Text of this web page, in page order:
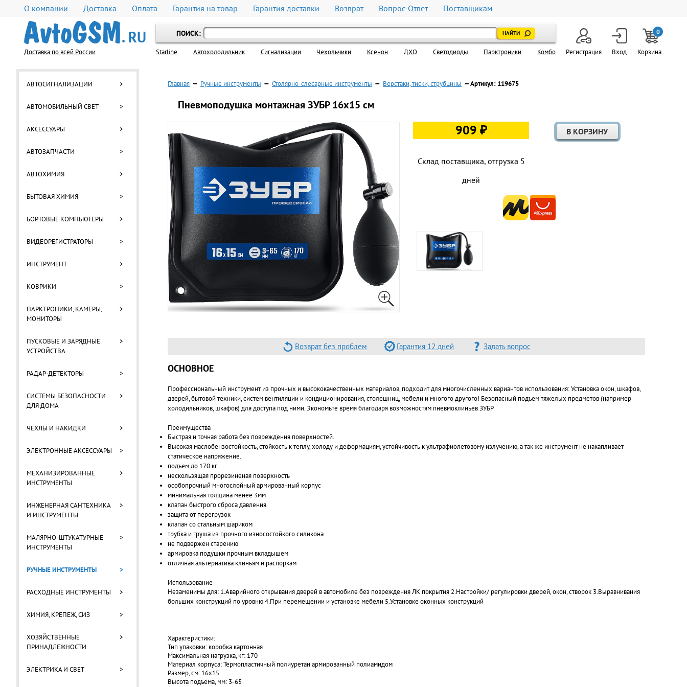
О компании Доставка Оплата Гарантия на товар Гарантия доставки Возврат Вопрос-Ответ Поставщикам
Доставка по всей России
ПОИСК:
Starline Автохолодильник Cигнализации Чехольчики Ксенон ДХО Светодиоды Парктроники Комбо Регистрация Вход
0
Корзина
АВТОСИГНАЛИЗАЦИИ >
АВТОМОБИЛЬНЫЙ СВЕТ >
АКСЕССУАРЫ >
АВТОЗАПЧАСТИ >
АВТОХИМИЯ >
БЫТОВАЯ ХИМИЯ >
БОРТОВЫЕ КОМПЬЮТЕРЫ >
ВИДЕОРЕГИСТРАТОРЫ >
ИНСТРУМЕНТ >
КОВРИКИ >
ПАРКТРОНИКИ, КАМЕРЫ,
МОНИТОРЫ
>
ПУСКОВЫЕ И ЗАРЯДНЫЕ
УСТРОЙСТВА
>
РАДАР-ДЕТЕКТОРЫ >
СИСТЕМЫ БЕЗОПАСНОСТИ
ДЛЯ ДОМА
>
ЧЕХЛЫ И НАКИДКИ >
ЭЛЕКТРОННЫЕ АКСЕССУАРЫ >
МЕХАНИЗИРОВАННЫЕ
ИНСТРУМЕНТЫ
>
ИНЖЕНЕРНАЯ САНТЕХНИКА
И ИНСТРУМЕНТЫ
>
МАЛЯРНО-ШТУКАТУРНЫЕ
ИНСТРУМЕНТЫ
>
РУЧНЫЕ ИНСТРУМЕНТЫ >
РАСХОДНЫЕ ИНСТРУМЕНТЫ >
ХИМИЯ, КРЕПЕЖ, СИЗ >
ХОЗЯЙСТВЕННЫЕ
ПРИНАДЛЕЖНОСТИ
>
ЭЛЕКТРИКА И СВЕТ >
Главная — Ручные инструменты — Столярно-слесарные инструменты — Верстаки, тиски, струбцины — Артикул: 119675
Пневмоподушка монтажная ЗУБР 16х15 см
909 ₽
Склад поставщика, отгрузка 5
дней
Возврат без проблем Гарантия 12 дней Задать вопрос
ОСНОВНОЕ
Профессиональный инструмент из прочных и высококачественных материалов, подходит для многочисленных вариантов использования: Установка окон, шкафов,
дверей, бытовой техники, систем вентиляции и кондиционирования, столешниц, мебели и многого другого! Безопасный подъем тяжелых предметов (например
холодильников, шкафов) для доступа под ними. Экономьте время благодаря возможностям пневмоклиньев ЗУБР
Преимущества
Быстрая и точная работа без повреждения поверхностей.
Высокая маслобензостойкость, стойкость к теплу, холоду и деформациям, устойчивость к ультрафиолетовому излучению, а так же инструмент не накапливает
статическое напряжение.
подъем до 170 кг
нескользящая прорезиненая поверхность
особопрочный многослойный армированный корпус
минимальная толщина менее 3мм
клапан быстрого сброса давления
защита от перегрузок
клапан со стальным шариком
трубка и груша из прочного износостойкого силикона
не подвержен старению
армировка подушки прочным вкладышем
отличная альтернатива клиньям и распоркам
Использование
Незаменимы для: 1.Аварийного открывания дверей в автомобиле без повреждения ЛК покрытия 2.Настройки/ регулировки дверей, окон, створок 3.Выравнивания
больших конструкций по уровню 4.При перемещении и установке мебели 5.Установке оконных конструкций
Характеристики:
Тип упаковки: коробка картонная
Максимальная нагрузка, кг: 170
Материал корпуса: Термопластичный полиуретан армированный полиамидом
Размер, см: 16x15
Высота подъема, мм: 3-65